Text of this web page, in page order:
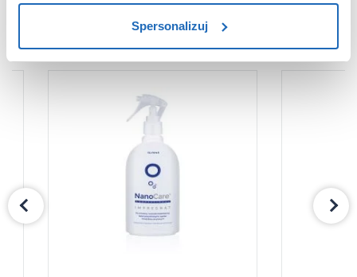
Aby uzyskać więcej informacji na temat plików plików
uzyskać więcej informacji na temat plików cookie i tego,
dlaczego ich przepisy, przejdź do zakładu „Informacje o
Spersonalizuj